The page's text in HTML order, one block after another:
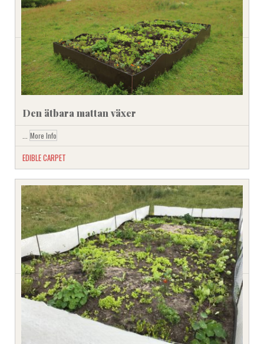
Den ätbara mattan växer
More Info
EDIBLE CARPET